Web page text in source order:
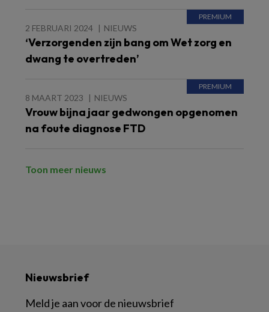
2 FEBRUARI 2024 NIEUWS
‘Verzorgenden zijn bang om Wet zorg en
dwang te overtreden’
8 MAART 2023 NIEUWS
Vrouw bijna jaar gedwongen opgenomen
na foute diagnose FTD
Toon meer nieuws
Nieuwsbrief
Meld je aan voor de nieuwsbrief